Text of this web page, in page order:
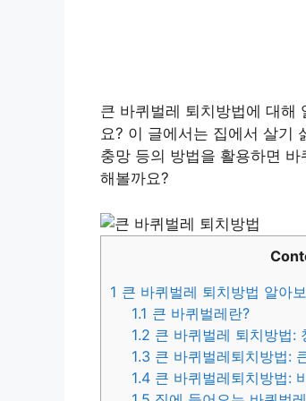
큰 바퀴벌레 퇴치방법에 대해
요? 이 글에서는 집에서 살기
충망 등의 방법을 활용하면
해볼까요?
1 큰 바퀴벌레 퇴치방법 알아
1.1 큰 바퀴벌레란?
1.2 큰 바퀴벌레 퇴치방법:
1.3 큰 바퀴벌레퇴치방법:
1.4 큰 바퀴벌레퇴치방법: